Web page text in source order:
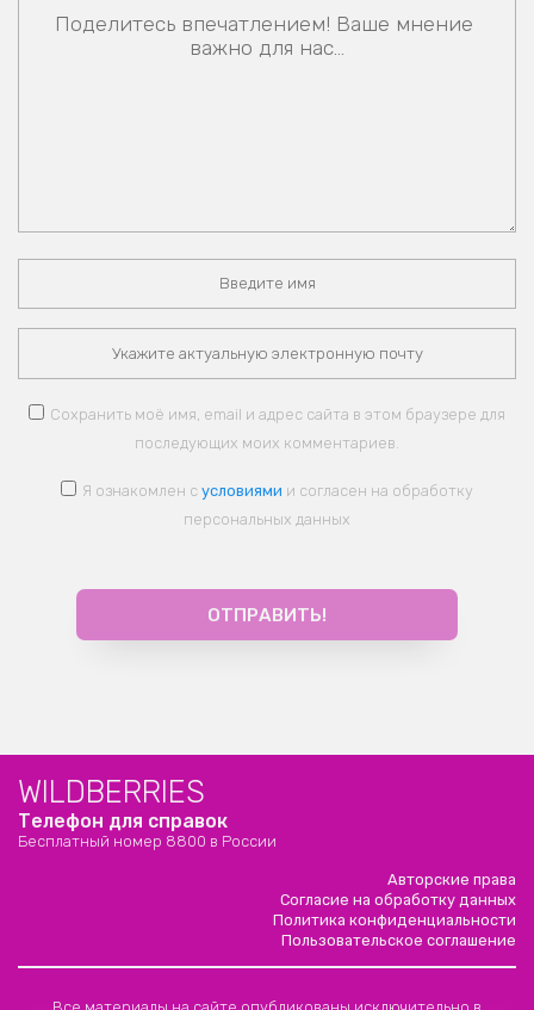
Сохранить моё имя, email и адрес сайта в этом браузере для
последующих моих комментариев.
Я ознакомлен с условиями и согласен на обработку
персональных данных
WILDBERRIES
Телефон для справок
Бесплатный номер 8800 в России
Авторские права
Согласие на обработку данных
Политика конфиденциальности
Пользовательское соглашение